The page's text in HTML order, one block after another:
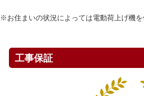
※お住まいの状況によっては電動荷上げ機を
工事保証